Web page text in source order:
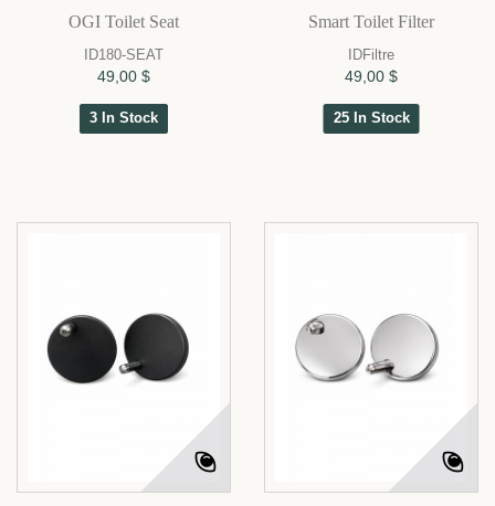
OGI Toilet Seat
ID180-SEAT
49,00 $
3 In Stock
Smart Toilet Filter
IDFiltre
49,00 $
25 In Stock